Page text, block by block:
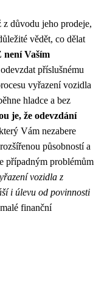
důvodu jeho prodeje,
vědět, co dělat
není Vaším
příslušnému
vyřazení vozidla
hladce a bez
je, že odevzdání
Vám nezabere
působností a
případným problémům
vozidla z
i úlevu od povinnosti
finanční